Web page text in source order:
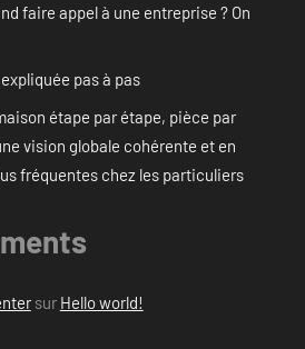
faire appel à une entreprise ? On
pas à pas
étape par étape, pièce par
vision globale cohérente et en
fréquentes chez les particuliers
sur Hello world!